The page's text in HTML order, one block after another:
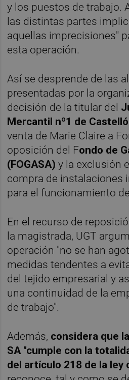
y los puestos de trabajo.
las distintas partes
aquellas imprecisiones"
esta operación.
Así se desprende de las
presentadas por la
decisión de la titular del
Mercantil nº1 de
venta de Marie Claire a
oposición del Fondo de
(FOGASA) y la exclusión
compra de instalaciones
para el funcionamiento
En el recurso de
la magistrada, UGT
operación "no se han
medidas tendentes a
del tejido empresarial y
una continuidad de la
de trabajo".
Además, considera que
SA "cumple con la
del artículo 218 de la ley